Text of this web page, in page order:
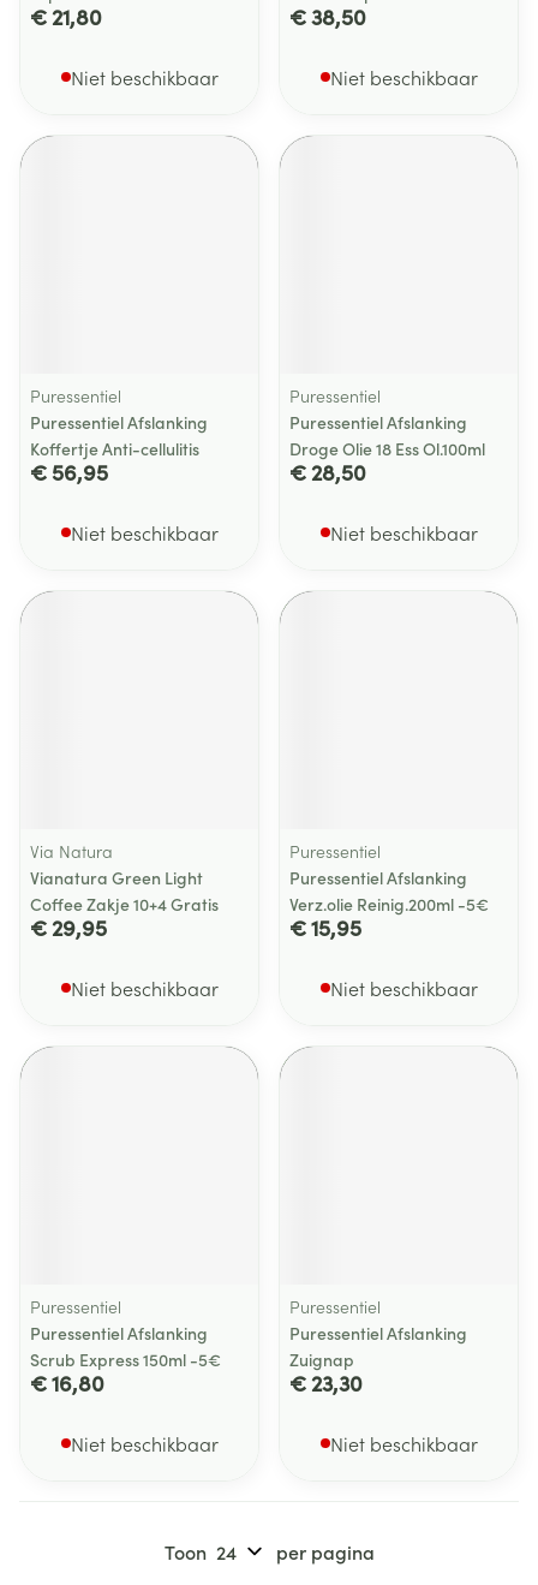
€ 21,80
Niet beschikbaar
€ 38,50
Niet beschikbaar
Puressentiel
Puressentiel Afslanking
Koffertje Anti-cellulitis
€ 56,95
Niet beschikbaar
Puressentiel
Puressentiel Afslanking
Droge Olie 18 Ess Ol.100ml
€ 28,50
Niet beschikbaar
Via Natura
Vianatura Green Light
Coffee Zakje 10+4 Gratis
€ 29,95
Niet beschikbaar
Puressentiel
Puressentiel Afslanking
Verz.olie Reinig.200ml -5€
€ 15,95
Niet beschikbaar
Puressentiel
Puressentiel Afslanking
Scrub Express 150ml -5€
€ 16,80
Niet beschikbaar
Puressentiel
Puressentiel Afslanking
Zuignap
€ 23,30
Niet beschikbaar
Toon per pagina